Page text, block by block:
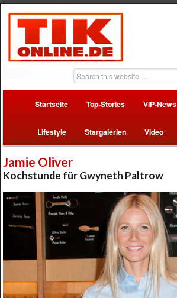
Startseite Top-Stories VIP-News
Lifestyle Stargalerien Video
Jamie Oliver
Kochstunde für Gwyneth Paltrow